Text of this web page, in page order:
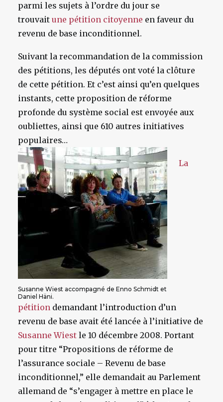
parmi les sujets à l’ordre du jour se
trouvait une pétition citoyenne en faveur du
revenu de base inconditionnel.
Suivant la recommandation de la commission
des pétitions, les députés ont voté la clôture
de cette pétition. Et c’est ainsi qu’en quelques
instants, cette proposition de réforme
profonde du système social est envoyée aux
oubliettes, ainsi que 610 autres initiatives
populaires…
Susanne Wiest accompagné de Enno Schmidt et
Daniel Häni.
La
pétition demandant l’introduction d’un
revenu de base avait été lancée à l’initiative de
Susanne Wiest le 10 décembre 2008. Portant
pour titre “Propositions de réforme de
l’assurance sociale – Revenu de base
inconditionnel,” elle demandait au Parlement
allemand de “s’engager à mettre en place le